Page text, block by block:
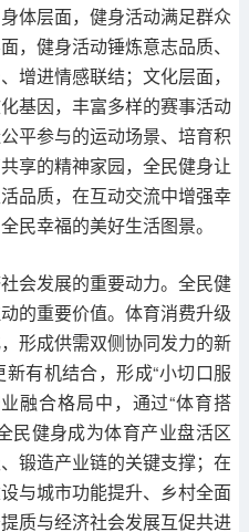
体层面，健身活动满足群众
，健身活动锤炼意志品质、
增进情感联结；文化层面，
基因，丰富多样的赛事活动
平参与的运动场景、培育积
享的精神家园，全民健身让
品质，在互动交流中增强幸
民幸福的美好生活图景。
会发展的重要动力。全民健
的重要价值。体育消费升级
形成供需双侧协同发力的新
有机结合，形成“小切口服
融合格局中，通过“体育搭
民健身成为体育产业盘活区
锻造产业链的关键支撑；在
与城市功能提升、乡村全面
质与经济社会发展互促共进